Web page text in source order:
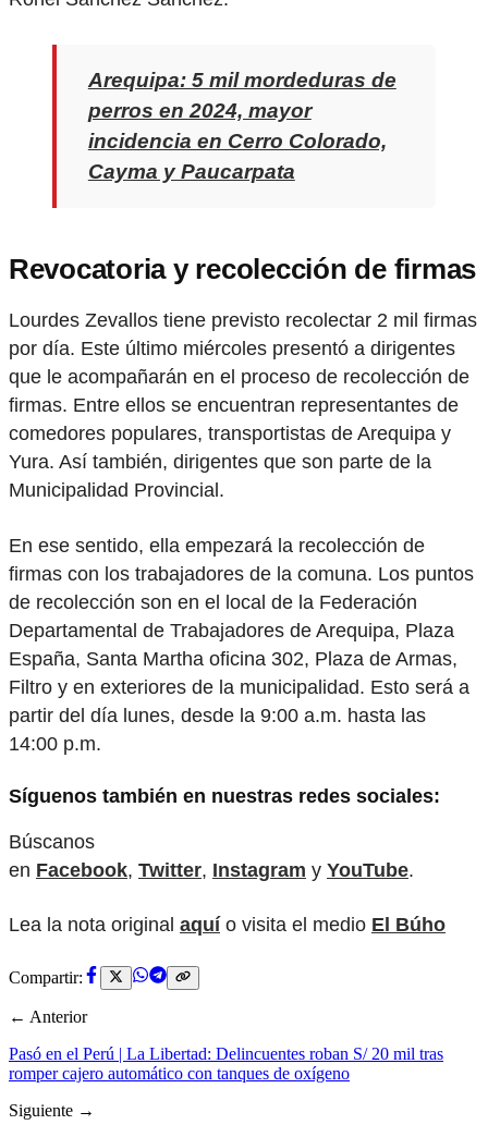
Arequipa: 5 mil mordeduras de
perros en 2024, mayor
incidencia en Cerro Colorado,
Cayma y Paucarpata
Revocatoria y recolección de firmas
Lourdes Zevallos tiene previsto recolectar 2 mil firmas
por día. Este último miércoles presentó a dirigentes
que le acompañarán en el proceso de recolección de
firmas. Entre ellos se encuentran representantes de
comedores populares, transportistas de Arequipa y
Yura. Así también, dirigentes que son parte de la
Municipalidad Provincial.
En ese sentido, ella empezará la recolección de
firmas con los trabajadores de la comuna. Los puntos
de recolección son en el local de la Federación
Departamental de Trabajadores de Arequipa, Plaza
España, Santa Martha oficina 302, Plaza de Armas,
Filtro y en exteriores de la municipalidad. Esto será a
partir del día lunes, desde la 9:00 a.m. hasta las
14:00 p.m.
Síguenos también en nuestras redes sociales:
Búscanos
en Facebook, Twitter, Instagram y YouTube.
Lea la nota original aquí o visita el medio El Búho
Compartir:
← Anterior
Pasó en el Perú | La Libertad: Delincuentes roban S/ 20 mil tras
romper cajero automático con tanques de oxígeno
Siguiente →